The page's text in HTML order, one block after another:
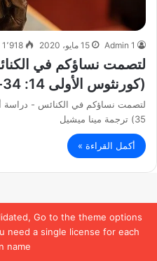
Go to the theme options
need a single license for each
name.
Admin 1 15 مايو، 2020 1٬918
لتصمت نساؤكم في
(كورنثوس الأولى 14: 34-35) ترجمة مينا ميشيل
35) ترجمة مينا ميشيل
أكمل القراءة »